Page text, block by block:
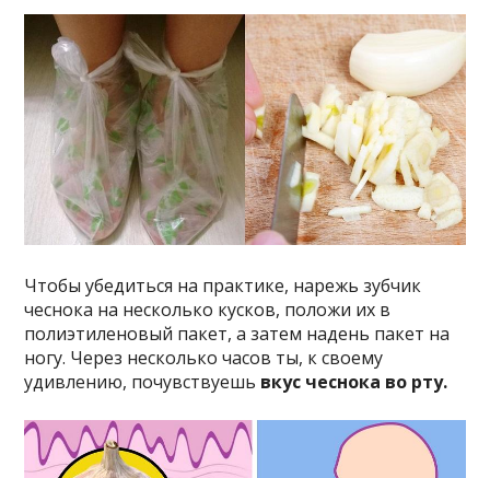
Чтобы убедиться на практике, нарежь зубчик
чеснока на несколько кусков, положи их в
полиэтиленовый пакет, а затем надень пакет на
ногу. Через несколько часов ты, к своему
удивлению, почувствуешь вкус чеснока во рту.